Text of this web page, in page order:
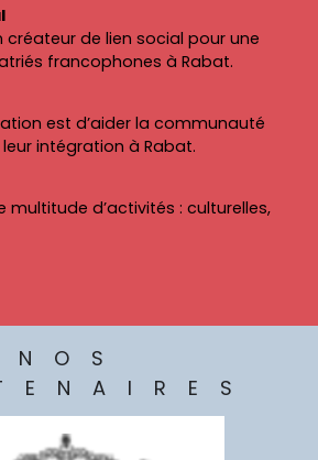
créateur de lien social pour une
francophones à Rabat.
est d’aider la communauté
leur intégration à Rabat.
multitude d’activités : culturelles,
NOS